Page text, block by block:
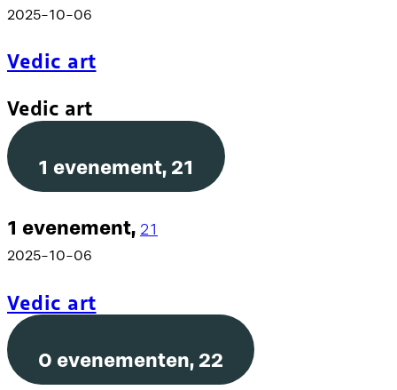
2025-10-06
Vedic art
Vedic art
1 evenement, 21
1 evenement, 21
2025-10-06
Vedic art
0 evenementen, 22